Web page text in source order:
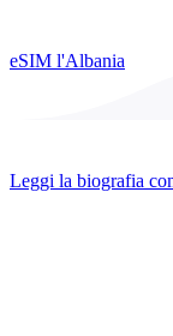
eSIM l'Albania
Leggi la biografia